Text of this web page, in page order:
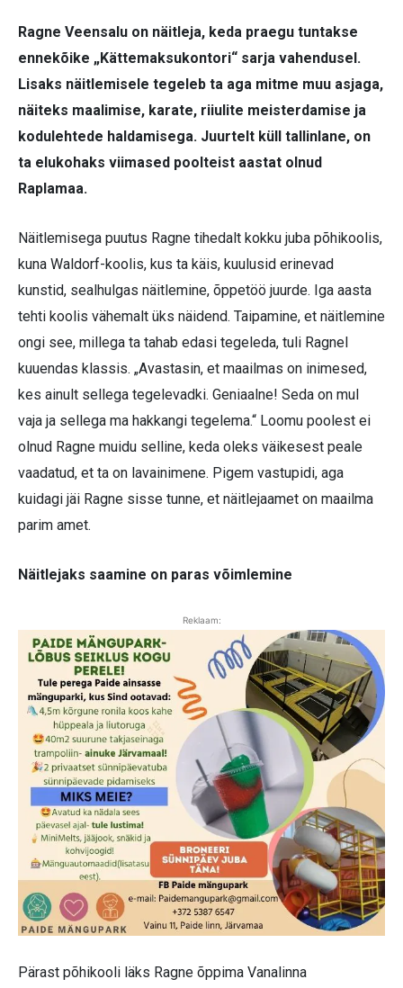
Ragne Veensalu on näitleja, keda praegu tuntakse
ennekõike „Kättemaksukontori“ sarja vahendusel.
Lisaks näitlemisele tegeleb ta aga mitme muu asjaga,
näiteks maalimise, karate, riiulite meisterdamise ja
kodulehtede haldamisega. Juurtelt küll tallinlane, on
ta elukohaks viimased poolteist aastat olnud
Raplamaa.
Näitlemisega puutus Ragne tihedalt kokku juba põhikoolis,
kuna Waldorf-koolis, kus ta käis, kuulusid erinevad
kunstid, sealhulgas näitlemine, õppetöö juurde. Iga aasta
tehti koolis vähemalt üks näidend. Taipamine, et näitlemine
ongi see, millega ta tahab edasi tegeleda, tuli Ragnel
kuuendas klassis. „Avastasin, et maailmas on inimesed,
kes ainult sellega tegelevadki. Geniaalne! Seda on mul
vaja ja sellega ma hakkangi tegelema.“ Loomu poolest ei
olnud Ragne muidu selline, keda oleks väikesest peale
vaadatud, et ta on lavainimene. Pigem vastupidi, aga
kuidagi jäi Ragne sisse tunne, et näitlejaamet on maailma
parim amet.
Näitlejaks saamine on paras võimlemine
Reklaam:
Pärast põhikooli läks Ragne õppima Vanalinna